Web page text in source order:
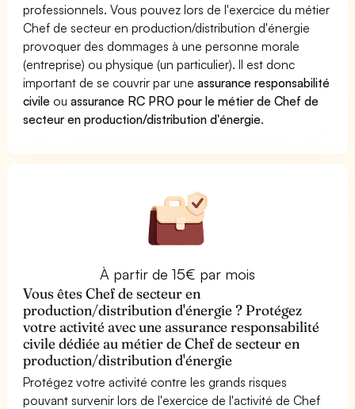
professionnels. Vous pouvez lors de l'exercice du métier
Chef de secteur en production/distribution d'énergie
provoquer des dommages à une personne morale
(entreprise) ou physique (un particulier). Il est donc
important de se couvrir par uneassurance responsabilité
civile ouassurance RC PRO pour le métier de Chef de
secteur en production/distribution d'énergie.
À partir de 15€ par mois
Vous êtes Chef de secteur en
production/distribution d'énergie ? Protégez
votre activité avec une assurance responsabilité
civile dédiée au métier de Chef de secteur en
production/distribution d'énergie
Protégez votre activité contre les grands risques
pouvant survenir lors de l'exercice de l'activité de Chef